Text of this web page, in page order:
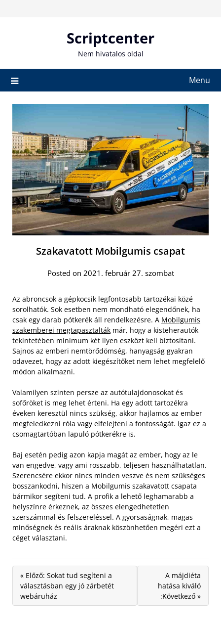
Scriptcenter
Nem hivatalos oldal
Menu
Szakavatott Mobilgumis csapat
Posted on 2021. február 27. szombat
Az abroncsok a gépkocsik legfontosabb tartozékai közé
sorolhatók. Sok esetben nem mondható elegendőnek, ha
csak egy darab pótkerék áll rendelkezésre. A Mobilgumis
szakemberei megtapasztalták már, hogy a kisteherautók
tekintetében minimum két ilyen eszközt kell biztosítani.
Sajnos az emberi nemtörődömség, hanyagság gyakran
odavezet, hogy az adott kiegészítőket nem lehet megfelelő
módon alkalmazni.
Valamilyen szinten persze az autótulajdonosokat és
sofőröket is meg lehet érteni. Ha egy adott tartozékra
éveken keresztül nincs szükség, akkor hajlamos az ember
megfeledkezni róla vagy elfelejteni a fontosságát. Igaz ez a
csomagtartóban lapuló pótkerékre is.
Baj esetén pedig azon kapja magát az ember, hogy az le
van engedve, vagy ami rosszabb, teljesen használhatatlan.
Szerencsére ekkor nincs minden veszve és nem szükséges
bosszankodni, hiszen a Mobilgumis szakavatott csapata
bármikor segíteni tud. A profik a lehető leghamarabb a
helyszínre érkeznek, az összes elengedhetetlen
szerszámmal és felszereléssel. A gyorsaságnak, magas
minőségnek és reális áraknak köszönhetően megéri ezt a
céget választani.
« Előző: Sokat tud segíteni a
választásban egy jó zárbetét
webáruház
A májdiéta
hatása kiváló
:Következő »